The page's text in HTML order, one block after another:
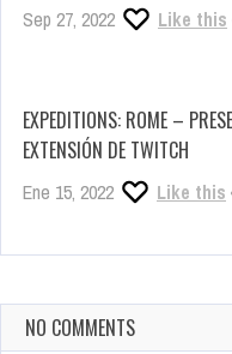
Sep 27, 2022 Like this
EXPEDITIONS: ROME –
EXTENSIÓN DE TWITCH
Ene 15, 2022 Like this
NO COMMENTS